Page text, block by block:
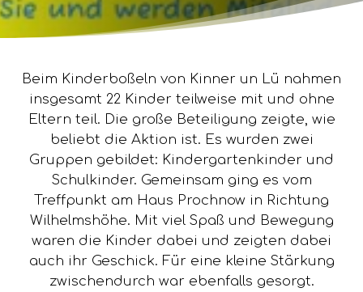
Beim Kinderboßeln von Kinner un Lü nahmen
insgesamt 22 Kinder teilweise mit und ohne
Eltern teil. Die große Beteiligung zeigte, wie
beliebt die Aktion ist. Es wurden zwei
Gruppen gebildet: Kindergartenkinder und
Schulkinder. Gemeinsam ging es vom
Treffpunkt am Haus Prochnow in Richtung
Wilhelmshöhe. Mit viel Spaß und Bewegung
waren die Kinder dabei und zeigten dabei
auch ihr Geschick. Für eine kleine Stärkung
zwischendurch war ebenfalls gesorgt.